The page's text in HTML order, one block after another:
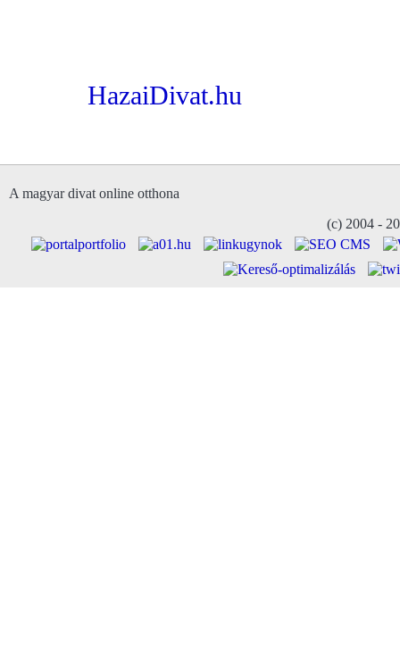
HazaiDivat.hu
A magyar divat online otthona
(c) 2004 -